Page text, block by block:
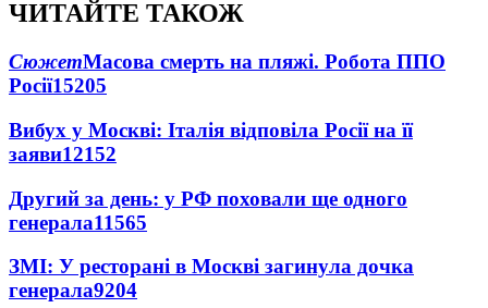
ЧИТАЙТЕ ТАКОЖ
СюжетМасова смерть на пляжі. Робота ППО
Росії15205
Вибух у Москві: Італія відповіла Росії на її
заяви12152
Другий за день: у РФ поховали ще одного
генерала11565
ЗМІ: У ресторані в Москві загинула дочка
генерала9204